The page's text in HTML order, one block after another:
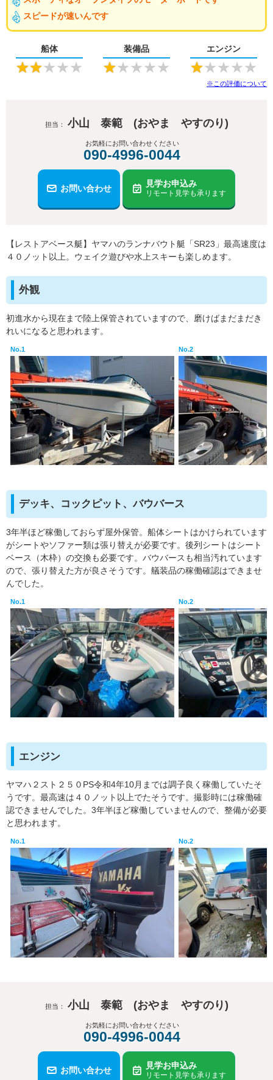
スピードが速いんです
船体
★★★★★
装備品
★★★★★
エンジン
★★★★★
※この評価について
担当： 小山 泰範 (おやま やすのり)
お気軽にお問い合わせください
090-4996-0044
お問い合わせ 見学お申込み
リモート見学も承ります
【レストアベース艇】ヤマハのランナバウト艇「SR23」最高速度は
４０ノット以上。ウェイク遊びや水上スキーも楽しめます。
外観
初進水から現在まで陸上保管されていますので、磨けばまだまだき
れいになると思われます。
No.1 No.2
デッキ、コックピット、バウバース
3年半ほど稼働しておらず屋外保管。船体シートはかけられています
がシートやソファー類は張り替えが必要です。後列シートはシート
ベース（木枠）の交換も必要です。バウバースも相当汚れています
ので、張り替えた方が良さそうです。艤装品の稼働確認はできませ
んでした。
No.1 No.2
エンジン
ヤマハ２スト２５０PS令和4年10月までは調子良く稼働していたそ
うです。最高速は４０ノット以上でたそうです。撮影時には稼働確
認できませんでした。3年半ほど稼働していませんので、整備が必要
と思われます。
No.1 No.2
担当： 小山 泰範 (おやま やすのり)
お気軽にお問い合わせください
090-4996-0044
お問い合わせ 見学お申込み
リモート見学も承ります